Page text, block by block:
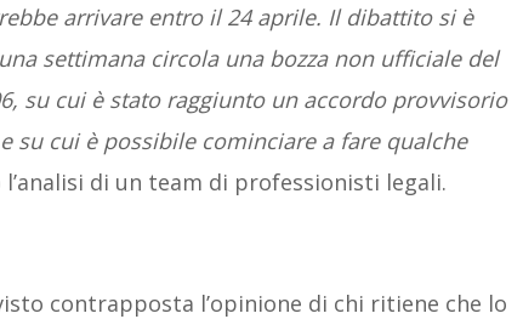
arrivare entro il 24 aprile. Il dibattito si è
settimana circola una bozza non ufficiale del
su cui è stato raggiunto un accordo provvisorio
su cui è possibile cominciare a fare qualche
l’analisi di un team di professionisti legali.
contrapposta l’opinione di chi ritiene che lo